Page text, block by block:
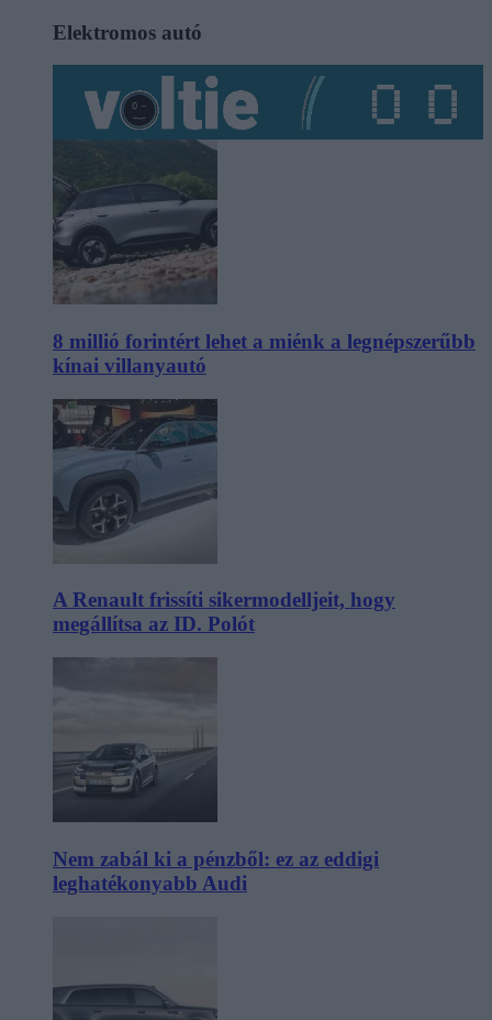
Elektromos autó
8 millió forintért lehet a miénk a legnépszerűbb
kínai villanyautó
A Renault frissíti sikermodelljeit, hogy
megállítsa az ID. Polót
Nem zabál ki a pénzből: ez az eddigi
leghatékonyabb Audi